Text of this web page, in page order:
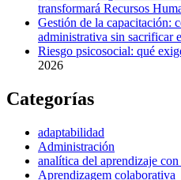
transformará Recursos
Gestión de la capacitación:
administrativa sin sacrificar
Riesgo psicosocial: qué
2026
Categorías
adaptabilidad
Administración
analítica del aprendizaje
Aprendizagem colaborativa